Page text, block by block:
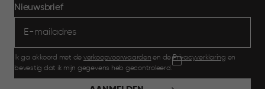
Nieuwsbrief
Ik ga akkoord met de verkoopvoorwaarden en dePrivacyverklaring en
bevestig dat ik mijn gegevens heb gecontroleerd.